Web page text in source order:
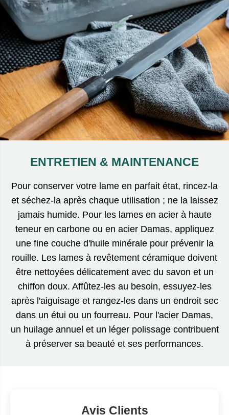
ENTRETIEN & MAINTENANCE
Pour conserver votre lame en parfait état, rincez-la
et séchez-la après chaque utilisation ; ne la laissez
jamais humide. Pour les lames en acier à haute
teneur en carbone ou en acier Damas, appliquez
une fine couche d'huile minérale pour prévenir la
rouille. Les lames à revêtement céramique doivent
être nettoyées délicatement avec du savon et un
chiffon doux. Affûtez-les au besoin, essuyez-les
après l'aiguisage et rangez-les dans un endroit sec
dans un étui ou un fourreau. Pour l'acier Damas,
un huilage annuel et un léger polissage contribuent
à préserver sa beauté et ses performances.
Avis Clients